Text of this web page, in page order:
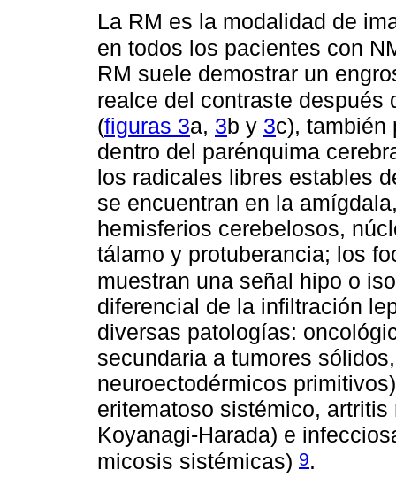
La RM es la modalidad de
en todos los pacientes con
RM suele demostrar un
realce del contraste
(figuras 3a, 3b y 3c), también
dentro del parénquima
los radicales libres estables
se encuentran en la
hemisferios cerebelosos,
tálamo y protuberancia; los
muestran una señal hipo o
diferencial de la infiltración
diversas patologías:
secundaria a tumores
neuroectodérmicos
eritematoso sistémico,
Koyanagi-Harada) e
micosis sistémicas) 9.